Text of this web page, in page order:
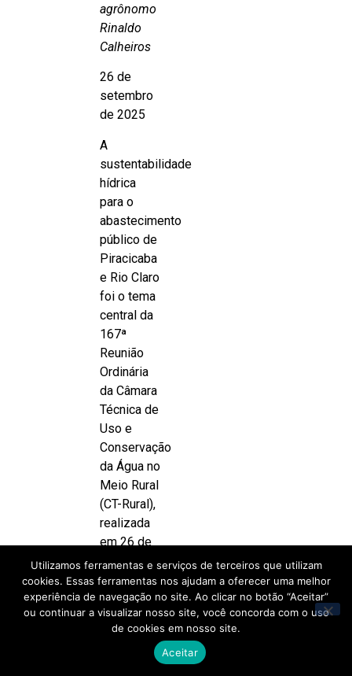
agrônomo
Rinaldo
Calheiros
26 de
setembro
de 2025
A
sustentabilidade
hídrica
para o
abastecimento
público de
Piracicaba
e Rio Claro
foi o tema
central da
167ª
Reunião
Ordinária
da Câmara
Técnica de
Uso e
Conservação
da Água no
Meio Rural
(CT-Rural),
realizada
em 26 de
setembro,
por
videoconferência.
Em
palestra, o
engenheiro
Utilizamos ferramentas e serviços de terceiros que utilizam
cookies. Essas ferramentas nos ajudam a oferecer uma melhor
experiência de navegação no site. Ao clicar no botão “Aceitar”
ou continuar a visualizar nosso site, você concorda com o uso
de cookies em nosso site.
Aceitar